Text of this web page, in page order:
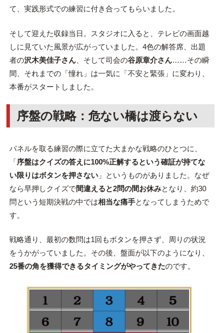
て、実践形式での練習に付き合ってもらいました。
そして迎えた収録当日。スタジオに入ると、テレビの画面越
しに見ていた風景が広がっていました。4色の解答席、出題
者の沢木美佳子さん、そして司会の谷原章介さん……その瞬
間、それまでの「憧れ」は一気に「不安と緊張」に変わり、
本番がスタートしました。
序盤の戦略：危ない橋は渡らない
パネルを取る練習の際に立てた大まかな戦略のひとつに、
「序盤はクイズの答えに100%正解するという確証が持てな
い限りはボタンを押さない」というものがありました。なぜ
なら早押しクイズで間違えると2問の間お休みとなり、約30
問という短期決戦の中では相当な痛手となってしまうためで
す。
戦略通り、最初の数問は1回もボタンを押さず、周りの状況
をうかがっていました。その後、盤面が以下のようになり、
25番の角を獲得できるタイミングがやってきたのです。